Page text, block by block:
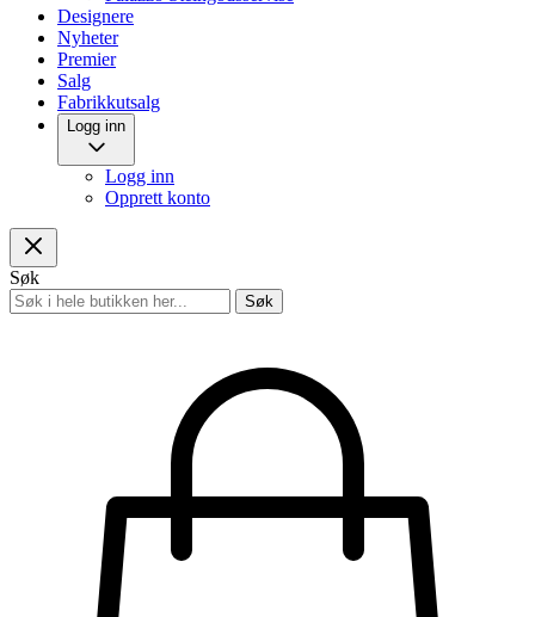
Designere
Nyheter
Premier
Salg
Fabrikkutsalg
Logg inn
Logg inn
Opprett konto
Søk
Søk